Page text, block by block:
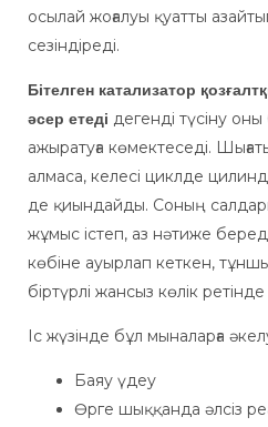
осылай жоғалуы қуатты
сезіндіреді.
Бітелген катализатор
әсер етеді дегенді түсіну
ажыратуға көмектеседі.
алмаса, келесі циклде
де қиындайды. Соның
жұмыс істеп, аз нәтиже
көбіне ауырлап кеткен,
біртүрлі жансыз көлік
Іс жүзінде бұл мыналарға
Баяу үдеу
Өрге шыққанда әлсіз